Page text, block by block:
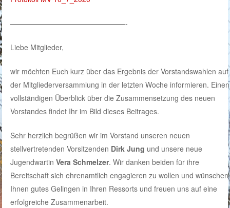
————————————————-
Liebe Mitglieder,
wir möchten Euch kurz über das Ergebnis der Vorstandswahlen auf
der Mitgliederversammlung in der letzten Woche informieren. Einen
vollständigen Überblick über die Zusammensetzung des neuen
Vorstandes findet Ihr im Bild dieses Beitrages.
Sehr herzlich begrüßen wir im Vorstand unseren neuen
stellvertretenden Vorsitzenden Dirk Jung und unsere neue
JugendwartinVera Schmelzer. Wir danken beiden für ihre
Bereitschaft sich ehrenamtlich engagieren zu wollen und wünschen
Ihnen gutes Gelingen in Ihren Ressorts und freuen uns auf eine
erfolgreiche Zusammenarbeit.